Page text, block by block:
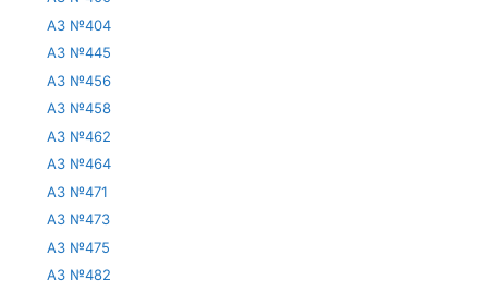
АЗ №404
АЗ №445
АЗ №456
АЗ №458
АЗ №462
АЗ №464
АЗ №471
АЗ №473
АЗ №475
АЗ №482